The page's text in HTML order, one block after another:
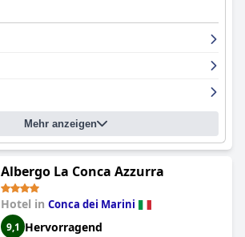
Mehr anzeigen
Albergo La Conca Azzurra
Hotel in Conca dei Marini
9,1 Hervorragend